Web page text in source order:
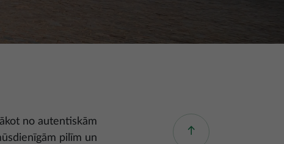
no autentiskām
pilīm un